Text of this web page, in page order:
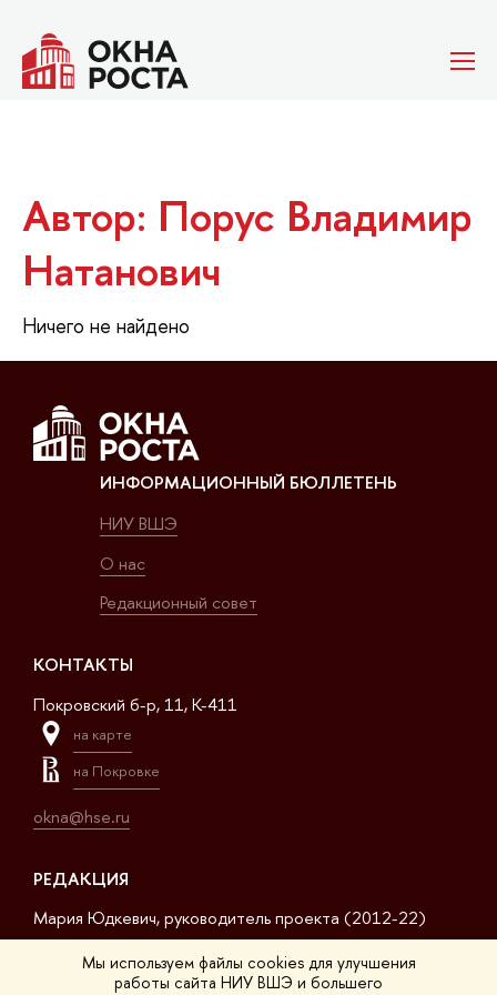
Мы используем файлы cookies для улучшения
работы сайта НИУ ВШЭ и большего
Автор: Порус Владимир
Натанович
Ничего не найдено
ИНФОРМАЦИОННЫЙ БЮЛЛЕТЕНЬ
НИУ ВШЭ
О нас
Редакционный совет
КОНТАКТЫ
Покровский б-р, 11, K-411
на карте
на Покровке
okna@hse.ru
РЕДАКЦИЯ
Мария Юдкевич, руководитель проекта (2012-22)
Дмитрий Дагаев, руководитель проекта (2022-23)